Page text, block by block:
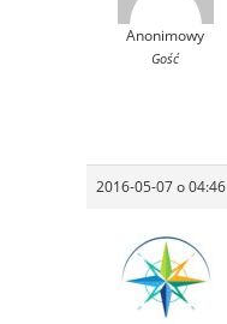
Anonimowy
Gość
2016-05-07 o 04:46